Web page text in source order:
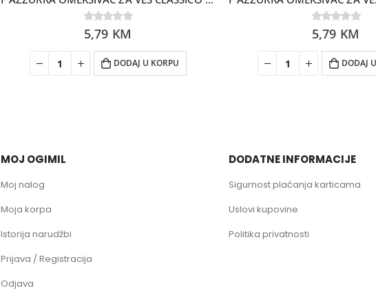
0out of 5
5,79 KM
DODAJ U KORPU
0out of 5
5,79 KM
DODAJ
MOJ OGIMIL
Moj nalog
Moja korpa
Istorija narudžbi
Prijava / Registracija
Odjava
DODATNE INFORMACIJE
Sigurnost plaćanja karticama
Uslovi kupovine
Politika privatnosti